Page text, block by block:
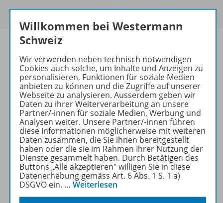
Produktinformationen
Beschreibung
Zugehörige Produkte
Benachrichtigungs-Service
Willkommen bei Westermann
Schweiz
Wir verwenden neben technisch notwendigen
Cookies auch solche, um Inhalte und Anzeigen zu
personalisieren, Funktionen für soziale Medien
anbieten zu können und die Zugriffe auf unserer
Webseite zu analysieren. Ausserdem geben wir
Daten zu ihrer Weiterverarbeitung an unsere
Partner/-innen für soziale Medien, Werbung und
Analysen weiter. Unsere Partner/-innen führen
diese Informationen möglicherweise mit weiteren
Daten zusammen, die Sie ihnen bereitgestellt
haben oder die sie im Rahmen Ihrer Nutzung der
Dienste gesammelt haben. Durch Betätigen des
Buttons „Alle akzeptieren" willigen Sie in diese
Datenerhebung gemäss Art. 6 Abs. 1 S. 1 a)
DSGVO ein. … Weiterlesen